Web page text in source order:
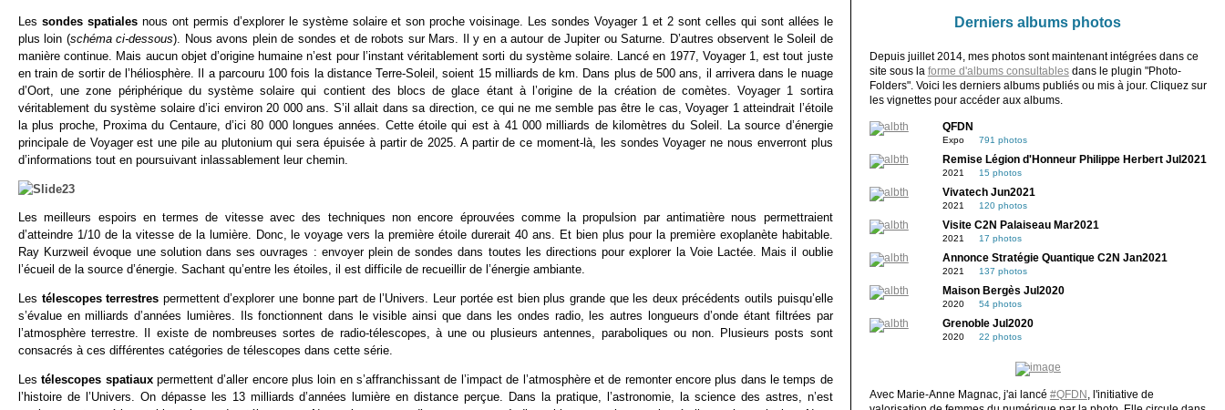
Les sondes spatiales nous ont permis d’explorer le système solaire et son proche voisinage. Les sondes Voyager 1 et 2 sont celles qui sont allées le
plus loin (schéma ci-dessous). Nous avons plein de sondes et de robots sur Mars. Il y en a autour de Jupiter ou Saturne. D’autres observent le Soleil de
manière continue. Mais aucun objet d’origine humaine n’est pour l’instant véritablement sorti du système solaire. Lancé en 1977, Voyager 1, est tout juste
en train de sortir de l’héliosphère. Il a parcouru 100 fois la distance Terre-Soleil, soient 15 milliards de km. Dans plus de 500 ans, il arrivera dans le nuage
d’Oort, une zone périphérique du système solaire qui contient des blocs de glace étant à l’origine de la création de comètes. Voyager 1 sortira
véritablement du système solaire d’ici environ 20 000 ans. S’il allait dans sa direction, ce qui ne me semble pas être le cas, Voyager 1 atteindrait l’étoile
la plus proche, Proxima du Centaure, d’ici 80 000 longues années. Cette étoile qui est à 41 000 milliards de kilomètres du Soleil. La source d’énergie
principale de Voyager est une pile au plutonium qui sera épuisée à partir de 2025. A partir de ce moment-là, les sondes Voyager ne nous enverront plus
d’informations tout en poursuivant inlassablement leur chemin.
Les meilleurs espoirs en termes de vitesse avec des techniques non encore éprouvées comme la propulsion par antimatière nous permettraient
d’atteindre 1/10 de la vitesse de la lumière. Donc, le voyage vers la première étoile durerait 40 ans. Et bien plus pour la première exoplanète habitable.
Ray Kurzweil évoque une solution dans ses ouvrages : envoyer plein de sondes dans toutes les directions pour explorer la Voie Lactée. Mais il oublie
l’écueil de la source d’énergie. Sachant qu’entre les étoiles, il est difficile de recueillir de l’énergie ambiante.
Les télescopes terrestres permettent d’explorer une bonne part de l’Univers. Leur portée est bien plus grande que les deux précédents outils puisqu’elle
s’évalue en milliards d’années lumières. Ils fonctionnent dans le visible ainsi que dans les ondes radio, les autres longueurs d’onde étant filtrées par
l’atmosphère terrestre. Il existe de nombreuses sortes de radio-télescopes, à une ou plusieurs antennes, paraboliques ou non. Plusieurs posts sont
consacrés à ces différentes catégories de télescopes dans cette série.
Lestélescopes spatiauxpermettent d’aller encore plus loin en s’affranchissant de l’impact de l’atmosphère et de remonter encore plus dans le temps de
l’histoire de l’Univers. On dépasse les 13 milliards d’années lumière en distance perçue. Dans la pratique, l’astronomie, la science des astres, n’est
Derniers albums photos
Depuis juillet 2014, mes photos sont maintenant intégrées dans ce
site sous la forme d'albums consultablesdans le plugin "Photo-
Folders". Voici les derniers albums publiés ou mis à jour. Cliquez sur
les vignettes pour accéder aux albums.
QFDN
Expo 791 photos
Remise Légion d'Honneur Philippe Herbert Jul2021
2021 15 photos
Vivatech Jun2021
2021 120 photos
Visite C2N Palaiseau Mar2021
2021 17 photos
Annonce Stratégie Quantique C2N Jan2021
2021 137 photos
Maison Bergès Jul2020
2020 54 photos
Grenoble Jul2020
2020 22 photos
Avec Marie-Anne Magnac, j'ai lancé #QFDN
, l'initiative de